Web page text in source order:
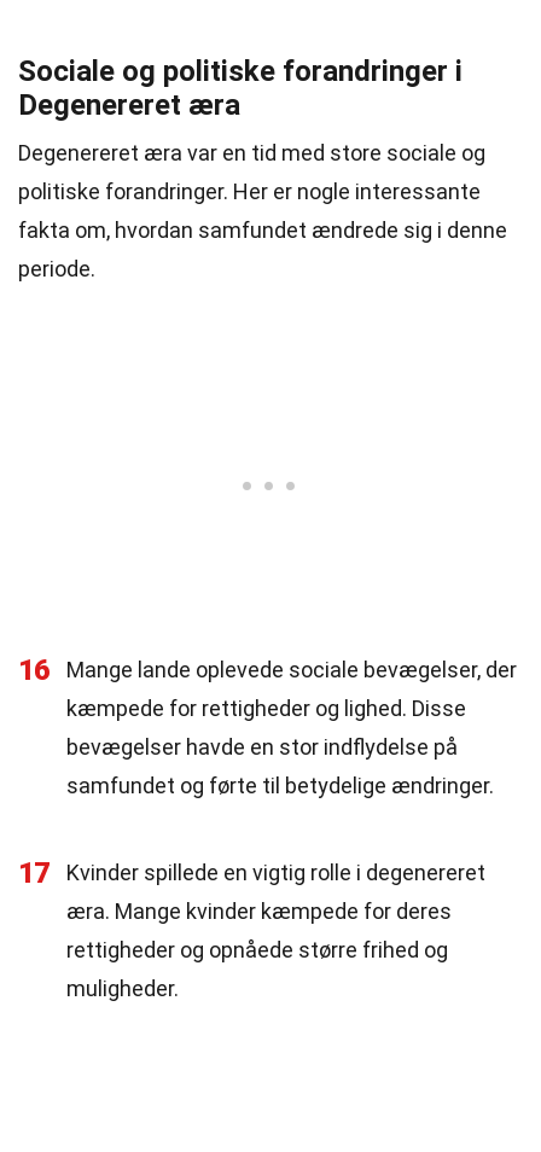
Sociale og politiske forandringer i
Degenereret æra
Degenereret æra var en tid med store sociale og
politiske forandringer. Her er nogle interessante
fakta om, hvordan samfundet ændrede sig i denne
periode.
16
Mange lande oplevede sociale bevægelser, der
kæmpede for rettigheder og lighed. Disse
bevægelser havde en stor indflydelse på
samfundet og førte til betydelige ændringer.
17
Kvinder spillede en vigtig rolle i degenereret
æra. Mange kvinder kæmpede for deres
rettigheder og opnåede større frihed og
muligheder.